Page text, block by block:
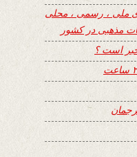
ملی ، رسمی ، محلی
مذهبی در کشور
است ؟